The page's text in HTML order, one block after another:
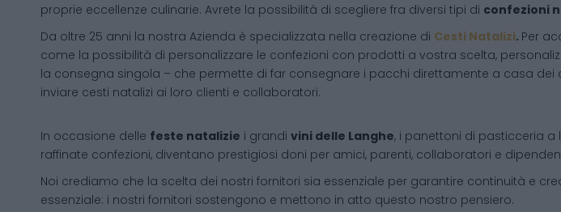
proprie eccellenze culinarie. Avrete la possibilità di scegliere fra diversi tipi di confezioni
Da oltre 25 anni la nostra Azienda è specializzata nella creazione di Cesti Natalizi. Per
come la possibilità di personalizzare le confezioni con prodotti a vostra scelta,
la consegna singola – che permette di far consegnare i pacchi direttamente a casa
inviare cesti natalizi ai loro clienti e collaboratori.
In occasione delle feste natalizie i grandi vini delle Langhe, i panettoni di pasticceria
raffinate confezioni, diventano prestigiosi doni per amici, parenti, collaboratori e
Noi crediamo che la scelta dei nostri fornitori sia essenziale per garantire continuità e
essenziale: i nostri fornitori sostengono e mettono in atto questo nostro pensiero.